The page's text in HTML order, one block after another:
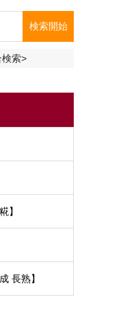
索>
】
長熟】